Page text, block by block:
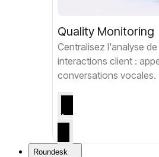
Quality Monitoring
Centralisez l'analyse
interactions client :
conversations vocales.
Roundesk